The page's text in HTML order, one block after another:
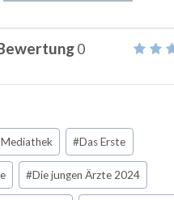
0
#Das Erste
#Die jungen Ärzte 2024